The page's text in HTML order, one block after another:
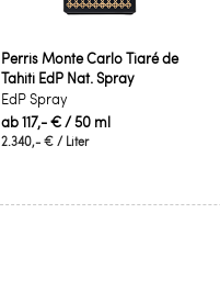
Perris Monte Carlo Tiaré de
Tahiti EdP Nat. Spray
EdP Spray
ab117,- €/ 50 ml
2.340,- € / Liter